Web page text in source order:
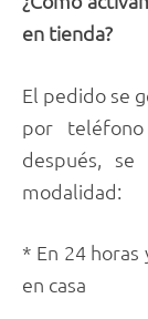
en tienda?
El pedido se
por
después,
modalidad:
* En 24
en casa